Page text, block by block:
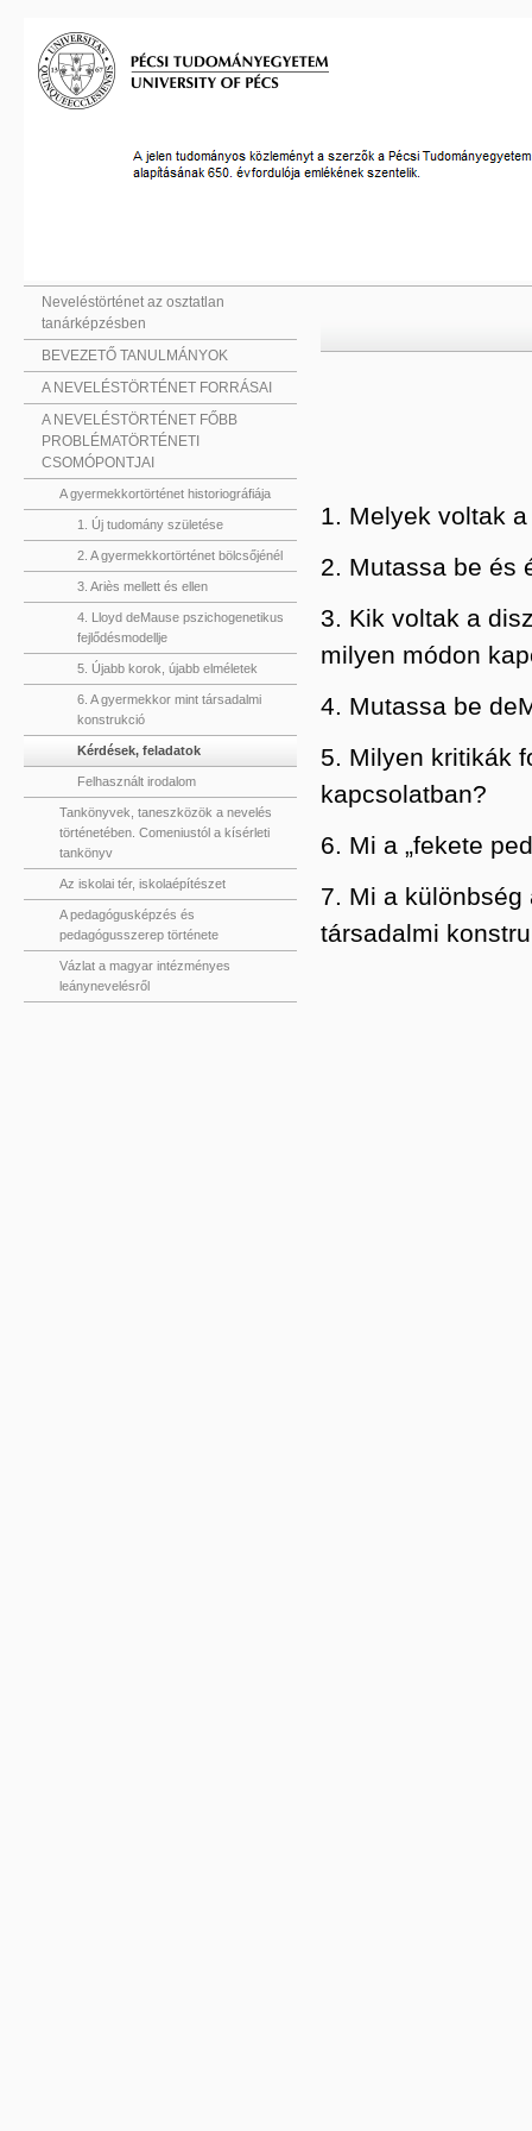
Neveléstörténet az osztatlan
tanárképzésben
BEVEZETŐ TANULMÁNYOK
A NEVELÉSTÖRTÉNET FORRÁSAI
A NEVELÉSTÖRTÉNET FŐBB
PROBLÉMATÖRTÉNETI
CSOMÓPONTJAI
A gyermekkortörténet historiográfiája
1. Új tudomány születése
2. A gyermekkortörténet bölcsőjénél
3. Ariès mellett és ellen
4. Lloyd deMause pszichogenetikus
fejlődésmodellje
5. Újabb korok, újabb elméletek
6. A gyermekkor mint társadalmi
konstrukció
Kérdések, feladatok
Felhasznált irodalom
Tankönyvek, taneszközök a nevelés
történetében. Comeniustól a kísérleti
tankönyv
Az iskolai tér, iskolaépítészet
A pedagógusképzés és
pedagógusszerep története
Vázlat a magyar intézményes
leánynevelésről
1. Melyek voltak
2. Mutassa be és
3. Kik voltak a
milyen módon
4. Mutassa be
5. Milyen kritikák
kapcsolatban?
6. Mi a „fekete
7. Mi a
társadalmi